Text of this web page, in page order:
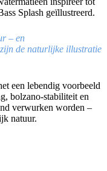
Splash geïllustreerd.
– en
de naturlijke illustratie
een lebendig voorbeeld
bolzano-stabiliteit en
verwurken worden –
natuur.